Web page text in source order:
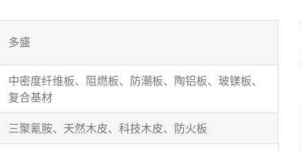
多盛
中密度纤维板、阻燃板、防潮板、陶铝板、玻镁板、
复合基材
三聚氰胺、天然木皮、科技木皮、防火板